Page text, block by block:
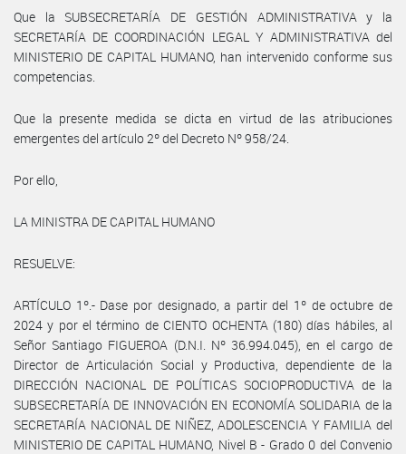
Que la SUBSECRETARÍA DE GESTIÓN ADMINISTRATIVA y la
SECRETARÍA DE COORDINACIÓN LEGAL Y ADMINISTRATIVA del
MINISTERIO DE CAPITAL HUMANO, han intervenido conforme sus
competencias.
Que la presente medida se dicta en virtud de las atribuciones
emergentes del artículo 2º del Decreto Nº 958/24.
Por ello,
LA MINISTRA DE CAPITAL HUMANO
RESUELVE:
ARTÍCULO 1º.- Dase por designado, a partir del 1º de octubre de
2024 y por el término de CIENTO OCHENTA (180) días hábiles, al
Señor Santiago FIGUEROA (D.N.I. Nº 36.994.045), en el cargo de
Director de Articulación Social y Productiva, dependiente de la
DIRECCIÓN NACIONAL DE POLÍTICAS SOCIOPRODUCTIVA de la
SUBSECRETARÍA DE INNOVACIÓN EN ECONOMÍA SOLIDARIA de la
SECRETARÍA NACIONAL DE NIÑEZ, ADOLESCENCIA Y FAMILIA del
MINISTERIO DE CAPITAL HUMANO, Nivel B - Grado 0 del Convenio